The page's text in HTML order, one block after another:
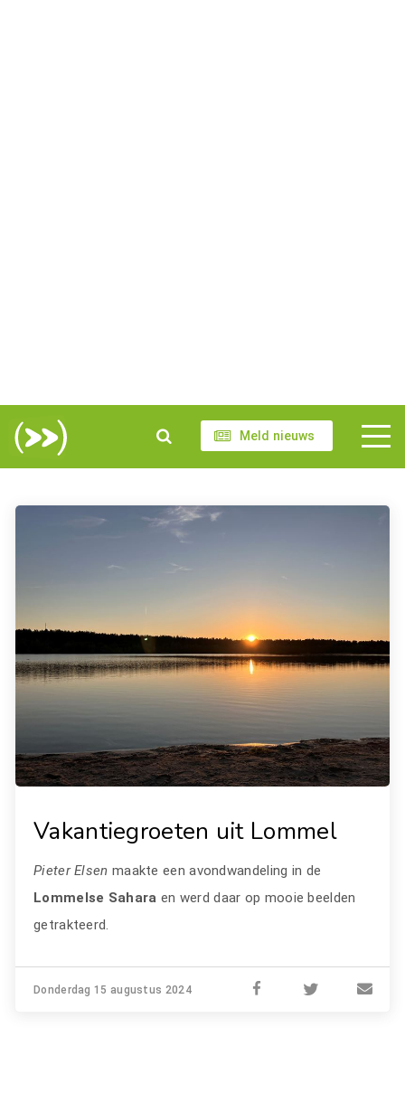
Meld nieuws
Vakantiegroeten uit Lommel
Pieter Elsen maakte een avondwandeling in de
Lommelse Sahara en werd daar op mooie beelden
getrakteerd.
Donderdag 15 augustus 2024